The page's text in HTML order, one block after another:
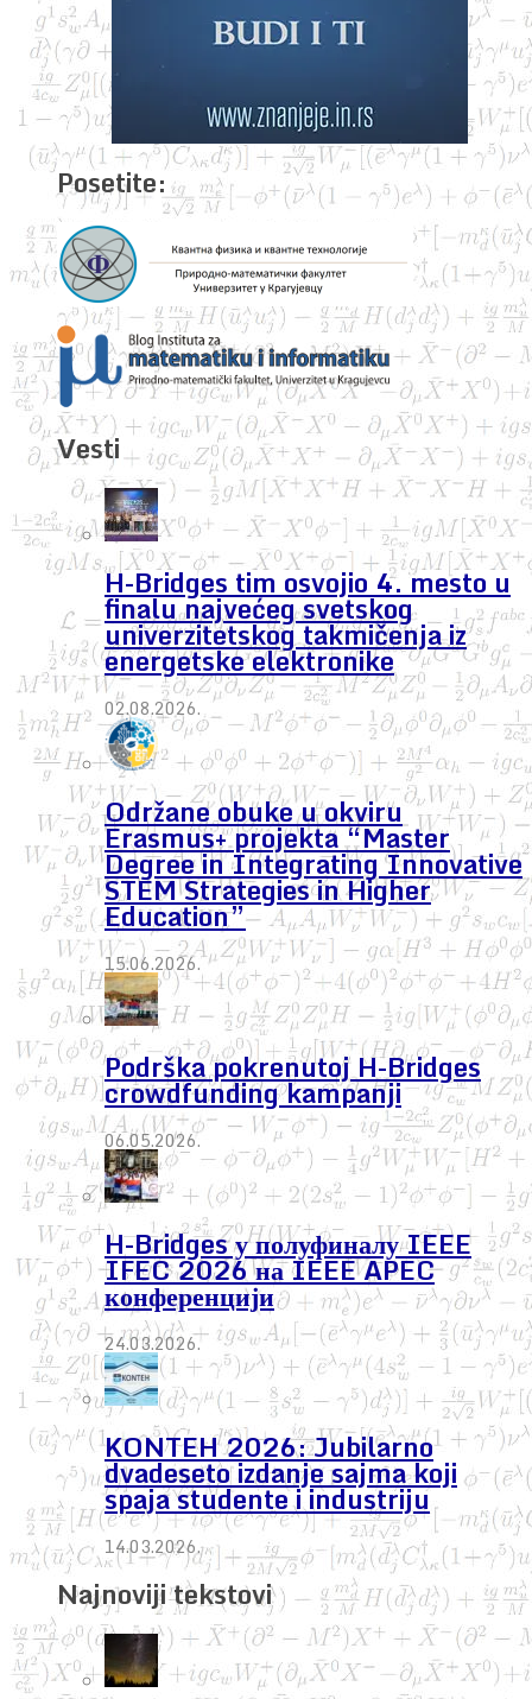
Posetite:
Vesti
H-Bridges tim osvojio 4. mesto u
finalu najvećeg svetskog
univerzitetskog takmičenja iz
energetske elektronike
02.08.2026.
Održane obuke u okviru
Erasmus+ projekta “Master
Degree in Integrating Innovative
STEM Strategies in Higher
Education”
15.06.2026.
Podrška pokrenutoj H-Bridges
crowdfunding kampanji
06.05.2026.
H-Bridges у полуфиналу IEEE
IFEC 2026 на IEEE APEC
конференцији
24.03.2026.
KONTEH 2026: Jubilarno
dvadeseto izdanje sajma koji
spaja studente i industriju
14.03.2026.
Najnoviji tekstovi